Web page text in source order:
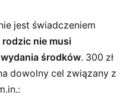
jest świadczeniem
rodzic nie musi
środków. 300 zł
dowolny cel związany z